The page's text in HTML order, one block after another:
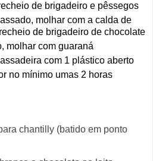
de brigadeiro e pêssegos
molhar com a calda de
de brigadeiro de chocolate
molhar com guaraná
com 1 plástico aberto
no mínimo umas 2 horas
chantilly (batido em ponto